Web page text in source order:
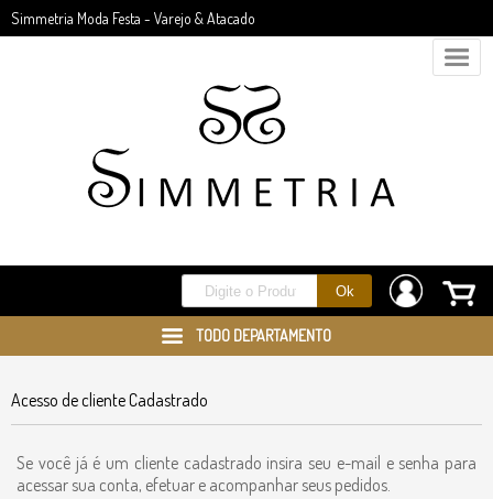
Simmetria Moda Festa - Varejo & Atacado
TODO DEPARTAMENTO
Acesso de cliente Cadastrado
Se você já é um cliente cadastrado insira seu e-mail e senha para
acessar sua conta, efetuar e acompanhar seus pedidos.